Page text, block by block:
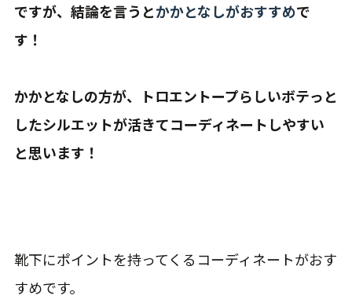
ですが、結論を言うとかかとなしがおすすめで
す！
かかとなしの方が、トロエントープらしいボテっと
したシルエットが活きてコーディネートしやすい
と思います！
靴下にポイントを持ってくるコーディネートがおす
すめです。